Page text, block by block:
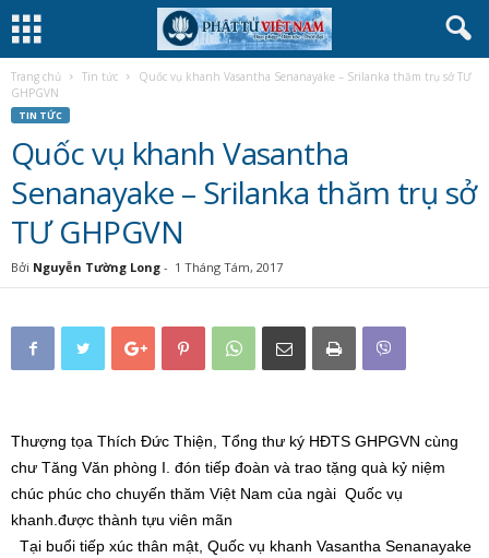
Trang chủ Tin tức
Quốc vụ khanh Vasantha Senanayake – Srilanka thăm trụ sở TƯ
GHPGVN
TIN TỨC
Quốc vụ khanh Vasantha
Senanayake – Srilanka thăm trụ sở
TƯ GHPGVN
Bởi Nguyễn Tường Long - 1 Tháng Tám, 2017
Thượng tọa Thích Đức Thiện, Tổng thư ký HĐTS GHPGVN cùng
chư Tăng Văn phòng I. đón tiếp đoàn và trao tặng quà kỷ niệm
chúc phúc cho chuyến thăm Việt Nam của ngài Quốc vụ
khanh.được thành tựu viên mãn
Tại buổi tiếp xúc thân mật, Quốc vụ khanh Vasantha Senanayake